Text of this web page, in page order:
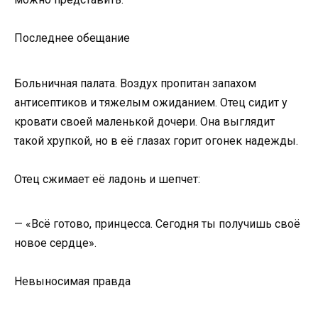
Последнее обещание
Больничная палата. Воздух пропитан запахом
антисептиков и тяжелым ожиданием. Отец сидит у
кровати своей маленькой дочери. Она выглядит
такой хрупкой, но в её глазах горит огонек надежды.
Отец сжимает её ладонь и шепчет:
— «Всё готово, принцесса. Сегодня ты получишь своё
новое сердце».
Невыносимая правда